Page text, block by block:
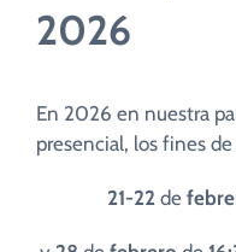
2026
En 2026 en nuestra
presencial, los fines
21-22 de